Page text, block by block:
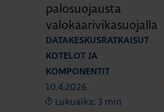
palosuojausta
valokaarivikasuojalla
DATAKESKUSRATKAISUT
KOTELOT JA
KOMPONENTIT
10.4.2026
Lukuaika: 3 min